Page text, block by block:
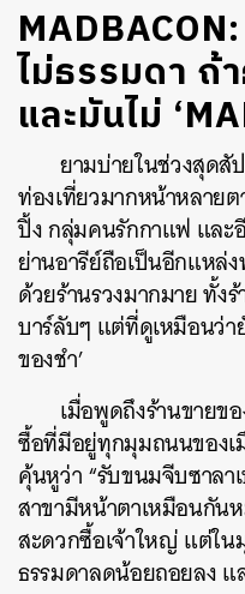
ไม่ธรรมดา ถ้
และมันไม่
ยามบ่ายในช่วงสุดสั
ท่องเที่ยวมากหน้าหลาย
ปิ้ง กลุ่มคนรักกาแฟ และ
ย่านอารีย์ถือเป็นอีกแหล่ง
ด้วยร้านรวงมากมาย ทั้ง
บาร์ลับๆ แต่ที่ดูเหมือนว่า
ของชำ’
เมื่อพูดถึงร้านขายข
ซื้อที่มีอยู่ทุกมุมถนนของเ
คุ้นหูว่า “รับขนมจีบซาลา
สาขามีหน้าตาเหมือนกัน
สะดวกซื้อเจ้าใหญ่ แต่ใ
ธรรมดาลดน้อยถอยลง